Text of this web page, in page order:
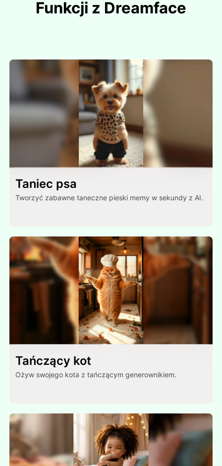
Funkcji z Dreamface
Taniec psa
Tworzyć zabawne taneczne pieski memy w sekundy z AI.
Tańczący kot
Ożyw swojego kota z tańczącym generownikiem.